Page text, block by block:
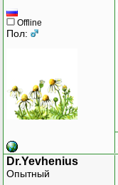
Offline
Пол:
Dr.Yevhenius
Опытный